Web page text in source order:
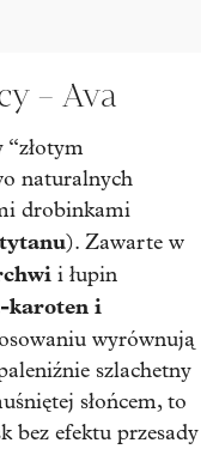
– Ava
“złotym
naturalnych
drobinkami
). Zawarte w
i łupin
karoten i
wyrównują
szlachetny
słońcem, to
bez efektu przesady